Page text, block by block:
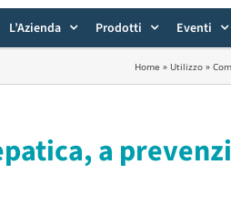
L’Azienda Prodotti Eventi
Home » Utilizzo »
a